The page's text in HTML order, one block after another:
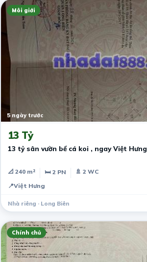
Môi giới
5 ngày trước
13 Tỷ
13 tỷ sân vườn bể cá koi , ngay Việt Hưng
📐 240 m² 🛏 2 PN
🚿 2 WC
📍Việt Hưng
Nhà riêng · Long Biên
Chính chủ